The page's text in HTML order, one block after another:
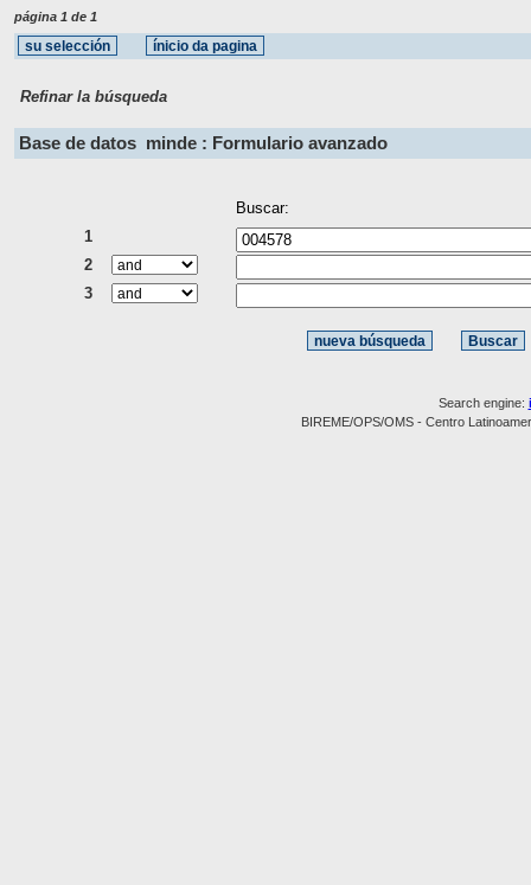
página 1 de 1
Refinar la búsqueda
Base de datos minde : Formulario avanzado
Buscar:
1
2
3
Search engine:
BIREME/OPS/OMS - Centro